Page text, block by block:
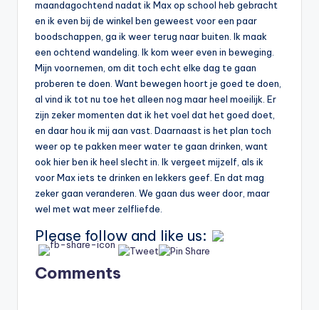
maandagochtend nadat ik Max op school heb gebracht
en ik even bij de winkel ben geweest voor een paar
boodschappen, ga ik weer terug naar buiten. Ik maak
een ochtend wandeling. Ik kom weer even in beweging.
Mijn voornemen, om dit toch echt elke dag te gaan
proberen te doen. Want bewegen hoort je goed te doen,
al vind ik tot nu toe het alleen nog maar heel moeilijk. Er
zijn zeker momenten dat ik het voel dat het goed doet,
en daar hou ik mij aan vast. Daarnaast is het plan toch
weer op te pakken meer water te gaan drinken, want
ook hier ben ik heel slecht in. Ik vergeet mijzelf, als ik
voor Max iets te drinken en lekkers geef. En dat mag
zeker gaan veranderen. We gaan dus weer door, maar
wel met wat meer zelfliefde.
Please follow and like us:
Comments